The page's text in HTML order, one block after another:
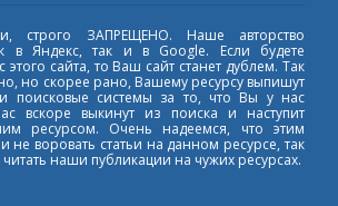
строго ЗАПРЕЩЕНО. Наше авторство
в Яндекс, так и в Google. Если будете
этого сайта, то Ваш сайт станет дублем. Так
но скорее рано, Вашему ресурсу выпишут
поисковые системы за то, что Вы у нас
вскоре выкинут из поиска и наступит
ресурсом. Очень надеемся, что этим
не воровать статьи на данном ресурсе, так
наши публикации на чужих ресурсах.